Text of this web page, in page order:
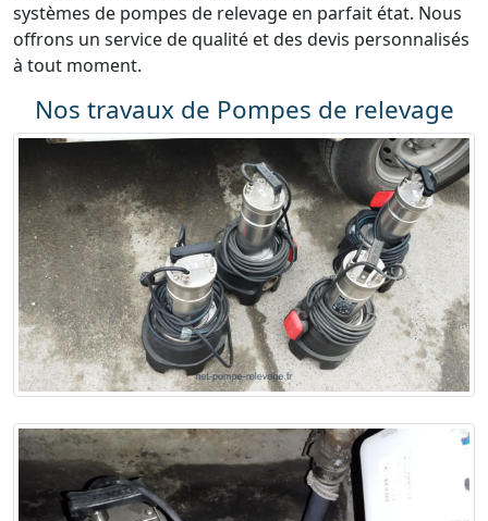
systèmes de pompes de relevage en parfait état. Nous
offrons un service de qualité et des devis personnalisés
à tout moment.
Nos travaux de Pompes de relevage